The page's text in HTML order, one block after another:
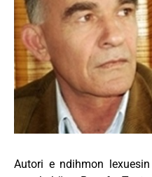
Autori e ndihmon